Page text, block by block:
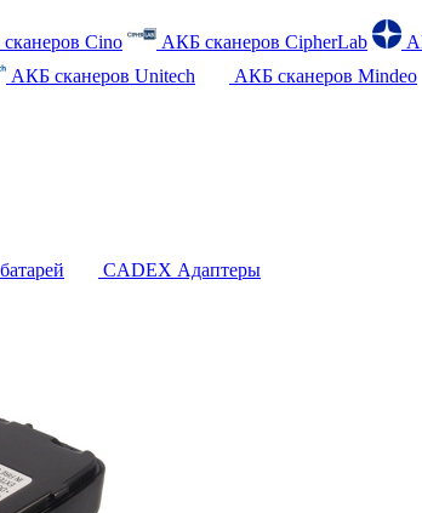
Cino АКБ сканеров CipherLab
АКБ сканеров Unitech
АКБ сканеров Mindeo
CADEX Адаптеры